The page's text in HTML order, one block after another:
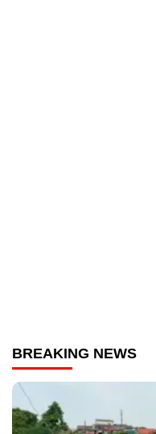
BREAKING NEWS